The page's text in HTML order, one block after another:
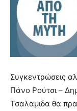
Συγκεντρώσεις
Πάνο Ρούτσι –
Τσαλαμιδα θα